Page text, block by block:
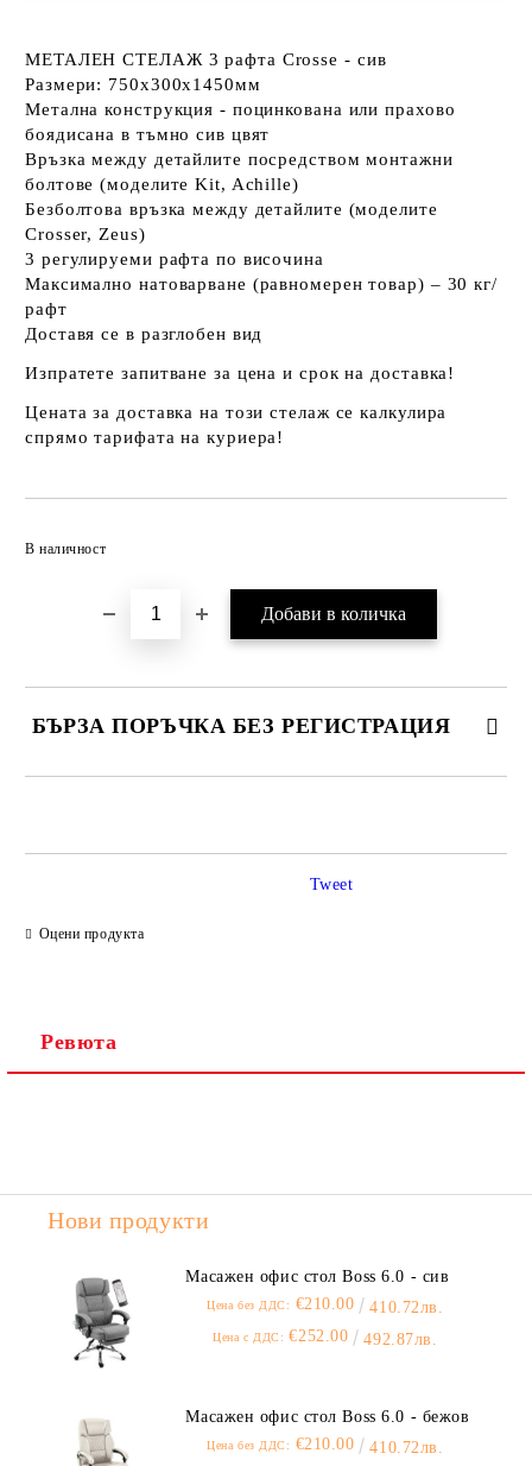
МЕТАЛЕН СТЕЛАЖ 3 рафта Crosse - сив
Размери: 750х300х1450мм
Метална конструкция - поцинкована или прахово
боядисана в тъмно сив цвят
Връзка между детайлите посредством монтажни
болтове (моделите Kit, Achille)
Безболтова връзка между детайлите (моделите
Crosser, Zeus)
3 регулируеми рафта по височина
Максимално натоварване (равномерен товар) – 30 кг/
рафт
Доставя се в разглобен вид
Изпратете запитване за цена и срок на доставка!
Цената за доставка на този стелаж се калкулира
спрямо тарифата на куриера!
В наличност
БЪРЗА ПОРЪЧКА БЕЗ РЕГИСТРАЦИЯ
Оцени продукта
Tweet
Ревюта
Нови продукти
Масажен офис стол Boss 6.0 - сив
Цена без ДДС: €210.00 410.72лв.
Цена с ДДС: €252.00 492.87лв.
Масажен офис стол Boss 6.0 - бежов
Цена без ДДС: €210.00 410.72лв.